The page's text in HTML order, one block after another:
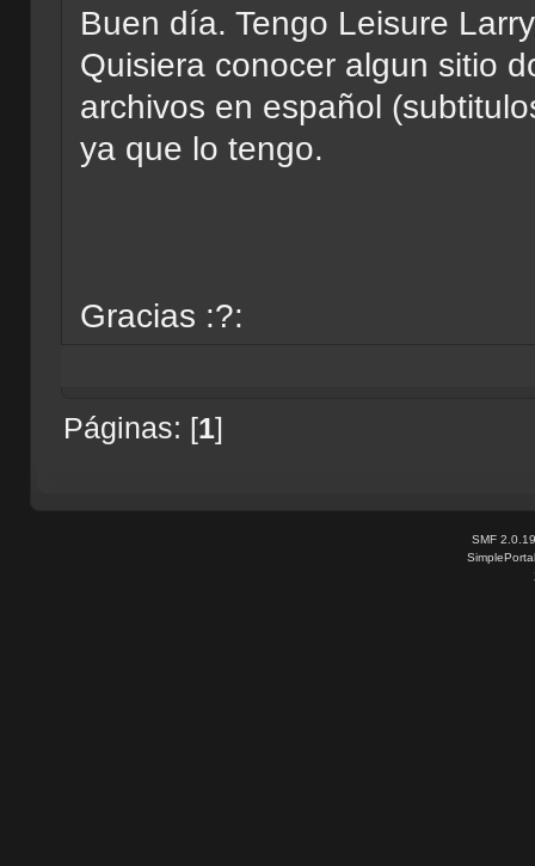
Buen día. Tengo Leisure
Quisiera conocer algun sitio
archivos en español
ya que lo tengo.
Gracias :?:
Páginas: [1]
SMF 2.0.19